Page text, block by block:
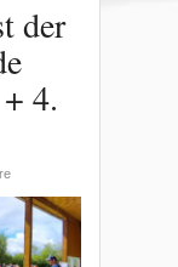
der
4.